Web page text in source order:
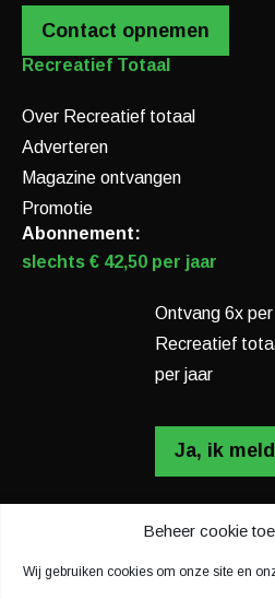
Beheer cookie
Wij gebruiken cookies om onze site en
Contact opnemen
Recreatief Totaal
Over Recreatief totaal
Adverteren
Magazine ontvangen
Promotie
Abonnement:
slechts € 42,50 per jaar
Ontvang 6x
Recreatief
per jaar
Ja, ik
Privacy voorwaarden